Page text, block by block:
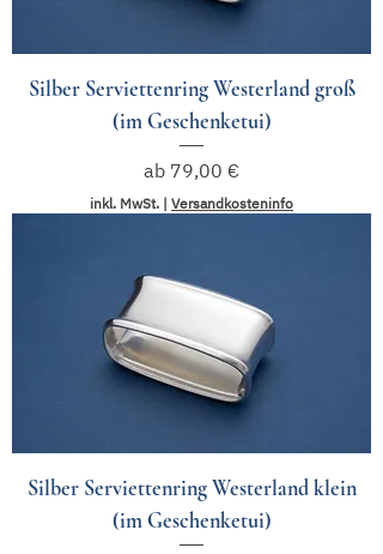
Silber Serviettenring Westerland groß
(im Geschenketui)
ab 79,00 €
Sale-Preis
inkl. MwSt. | Versandkosteninfo
Silber Serviettenring Westerland klein
(im Geschenketui)